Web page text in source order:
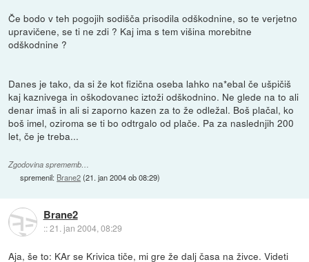
Če bodo v teh pogojih sodišča prisodila odškodnine, so te verjetno
upravičene, se ti ne zdi ? Kaj ima s tem višina morebitne
odškodnine ?
Danes je tako, da si že kot fizična oseba lahko na*ebal če ušpičiš
kaj kaznivega in oškodovanec iztoži odškodnino. Ne glede na to ali
denar imaš in ali si zaporno kazen za to že odležal. Boš plačal, ko
boš imel, oziroma se ti bo odtrgalo od plače. Pa za naslednjih 200
let, če je treba...
Zgodovina sprememb…
spremenil: Brane2(21. jan 2004 ob 08:29)
Brane2
::21. jan 2004, 08:29
Aja, še to: KAr se Krivica tiče, mi gre že dalj časa na živce. Videti